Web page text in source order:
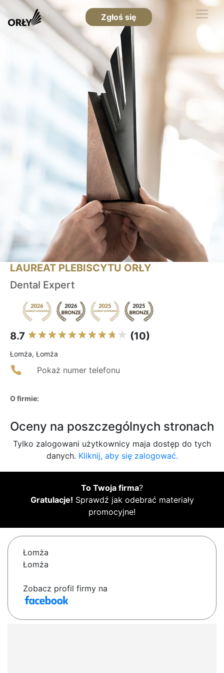
Zgłoś się
LAUREAT PLEBISCYTU ORŁY
Dental Expert
8.7 (10)
Łomża, Łomża
Pokaż numer telefonu
O firmie:
Oceny na poszczególnych stronach
Tylko zalogowani użytkownicy maja dostęp do tych
danych. Kliknij, aby się zalogować.
To Twoja firma?
Gratulacje! Sprawdź jak odebrać materiały
promocyjne!
Łomża
Łomża
Zobacz profil firmy na